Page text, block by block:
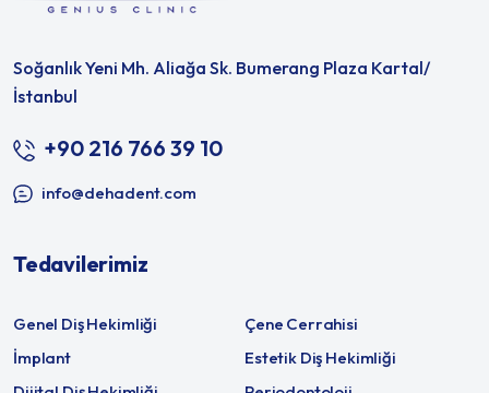
Soğanlık Yeni Mh. Aliağa Sk. Bumerang Plaza Kartal/
İstanbul
+90 216 766 39 10
info@dehadent.com
Tedavilerimiz
Genel Diş Hekimliği
Çene Cerrahisi
İmplant
Estetik Diş Hekimliği